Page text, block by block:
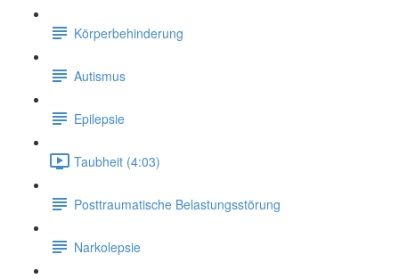
Körperbehinderung
Autismus
Epilepsie
Taubheit (4:03)
Posttraumatische Belastungsstörung
Narkolepsie